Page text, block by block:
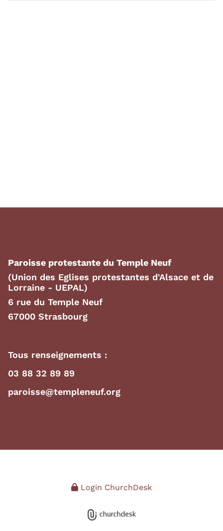
Paroisse protestante du Temple Neuf
(Union des Eglises protestantes d'Alsace et de
Lorraine - UEPAL)
6 rue du Temple Neuf
67000 Strasbourg
Tous renseignements :
03 88 32 89 89
paroisse@templeneuf.org
Login ChurchDesk